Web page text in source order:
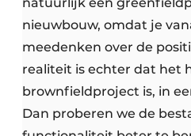
nieuwbouw, omdat je
meedenken over de
realiteit is echter dat het
brownfieldproject is, in
Dan proberen we de